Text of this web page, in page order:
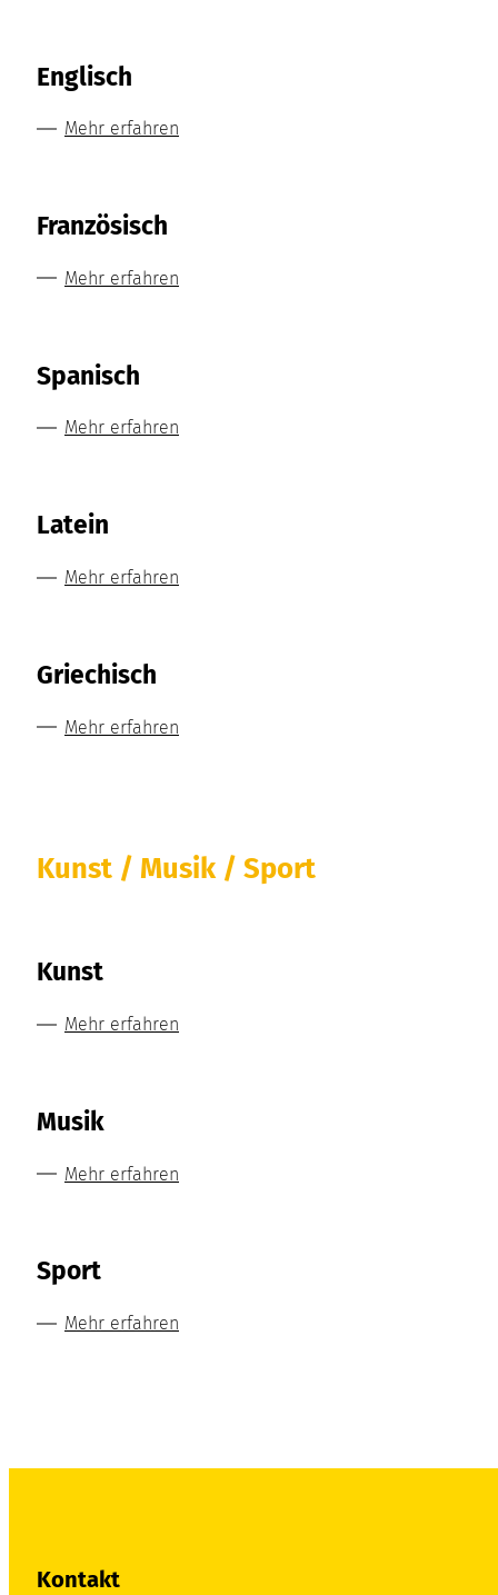
Englisch
Mehr erfahren
Französisch
Mehr erfahren
Spanisch
Mehr erfahren
Latein
Mehr erfahren
Griechisch
Mehr erfahren
Kunst / Musik / Sport
Kunst
Mehr erfahren
Musik
Mehr erfahren
Sport
Mehr erfahren
Kontakt